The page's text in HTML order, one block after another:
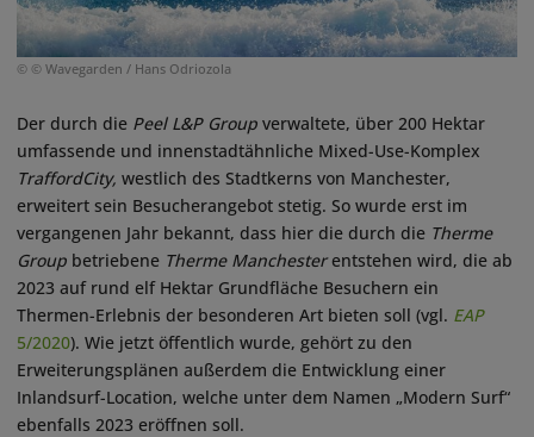
© © Wavegarden / Hans Odriozola
Der durch die Peel L&P Group verwaltete, über 200 Hektar
umfassende und innenstadtähnliche Mixed-Use-Komplex
TraffordCity, westlich des Stadtkerns von Manchester,
erweitert sein Besucherangebot stetig. So wurde erst im
vergangenen Jahr bekannt, dass hier die durch die Therme
Group betriebene Therme Manchesterentstehen wird, die ab
2023 auf rund elf Hektar Grundfläche Besuchern ein
Thermen-Erlebnis der besonderen Art bieten soll (vgl. EAP
5/2020). Wie jetzt öffentlich wurde, gehört zu den
Erweiterungsplänen außerdem die Entwicklung einer
Inlandsurf-Location, welche unter dem Namen „Modern Surf“
ebenfalls 2023 eröffnen soll.